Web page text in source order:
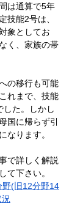
は通算で5年
技能2号は、
象としてお
く、家族の帯
の移行も可能
れまで、技能
した。しかし
国に帰らず引
なります。
で詳しく解説
て下さい。
野(旧12分野14